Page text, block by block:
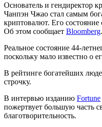
Основатель и гендиректор
Чанпэн Чжао стал самым
криптовалют. Его состояние
Об этом сообщает Bloomberg.
Реальное состояние 44-
поскольку мало известно о
В рейтинге богатейших
строчку.
В интервью изданию Fortune
пожертвует большую часть
благотворительность.